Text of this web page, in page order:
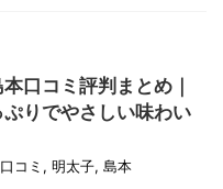
口コミ評判まとめ｜
りでやさしい味わい
口コミ , 明太子, 島本